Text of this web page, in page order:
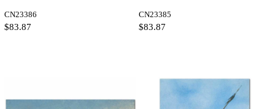
CN23386
$83.87
CN23385
$83.87